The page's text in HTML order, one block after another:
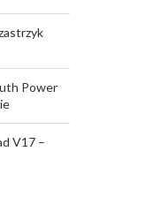
Power
V17 –